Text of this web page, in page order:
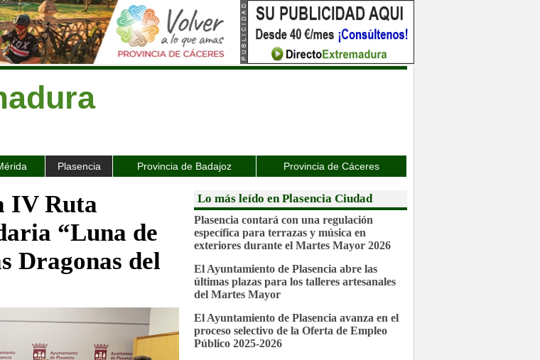
Plasencia Provincia de Badajoz Provincia de Cáceres
IV Ruta
“Luna de
Dragonas del
Lo más leído en Plasencia Ciudad
Plasencia contará con una regulación
específica para terrazas y música en
exteriores durante el Martes Mayor 2026
El Ayuntamiento de Plasencia abre las
últimas plazas para los talleres artesanales
del Martes Mayor
El Ayuntamiento de Plasencia avanza en el
proceso selectivo de la Oferta de Empleo
Público 2025-2026